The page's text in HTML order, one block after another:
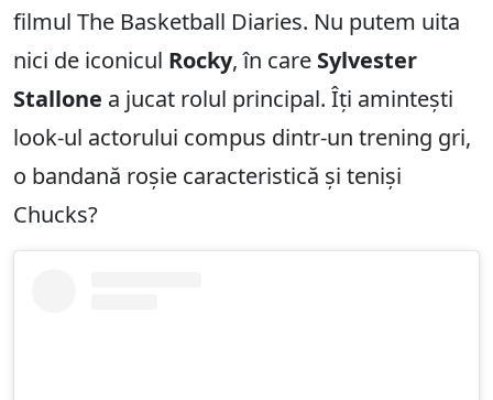
filmul The Basketball Diaries. Nu putem uita
nici de iconicul Rocky, în care Sylvester
Stallone a jucat rolul principal. Îți amintești
look-ul actorului compus dintr-un trening gri,
o bandană roșie caracteristică și teniși
Chucks?